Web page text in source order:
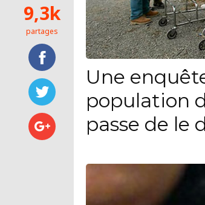
Une
population
passe de le
9,3k
partages